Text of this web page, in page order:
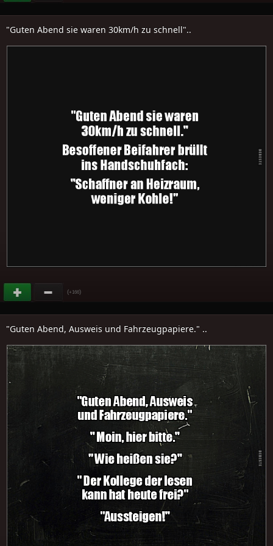
"Guten Abend sie waren 30km/h zu schnell"..
(+166)
"Guten Abend, Ausweis und Fahrzeugpapiere." ..